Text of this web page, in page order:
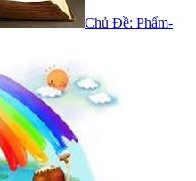
Chủ Đề: Phẩm-